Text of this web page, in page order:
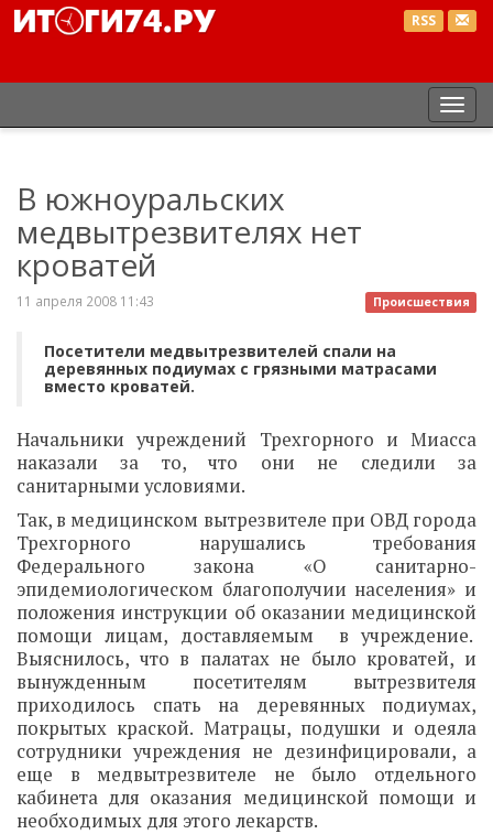
RSS
В южноуральских
медвытрезвителях нет
кроватей
Происшествия
11 апреля 2008 11:43
Посетители медвытрезвителей спали на
деревянных подиумах с грязными матрасами
вместо кроватей.
Начальники учреждений Трехгорного и Миасса
наказали за то, что они не следили за
санитарными условиями.
Так, в медицинском вытрезвителе при ОВД города
Трехгорного нарушались требования
Федерального закона «О санитарно-
эпидемиологическом благополучии населения» и
положения инструкции об оказании медицинской
помощи лицам, доставляемым в учреждение.
Выяснилось, что в палатах не было кроватей, и
вынужденным посетителям вытрезвителя
приходилось спать на деревянных подиумах,
покрытых краской. Матрацы, подушки и одеяла
сотрудники учреждения не дезинфицировали, а
еще в медвытрезвителе не было отдельного
кабинета для оказания медицинской помощи и
необходимых для этого лекарств.